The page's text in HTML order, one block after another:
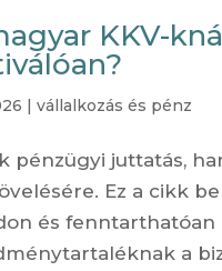
KKV-
|vállalkozás és pénz
juttatás,
Ez a cikk
és
a